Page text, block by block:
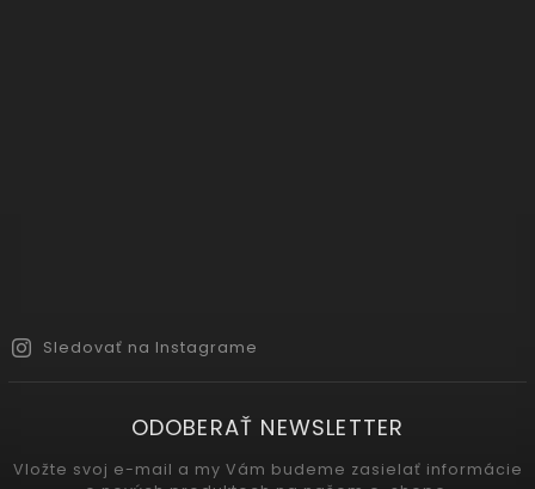
Sledovať na Instagrame
ODOBERAŤ NEWSLETTER
Vložte svoj e-mail a my Vám budeme zasielať informácie